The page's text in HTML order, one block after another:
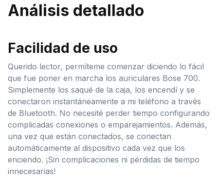
Análisis detallado
Facilidad de uso
Querido lector, permíteme comenzar diciendo lo fácil
que fue poner en marcha los auriculares Bose 700.
Simplemente los saqué de la caja, los encendí y se
conectaron instantáneamente a mi teléfono a través
de Bluetooth. No necesité perder tiempo configurando
complicadas conexiones o emparejamientos. Además,
una vez que están conectados, se conectan
automáticamente al dispositivo cada vez que los
enciendo. ¡Sin complicaciones ni pérdidas de tiempo
innecesarias!